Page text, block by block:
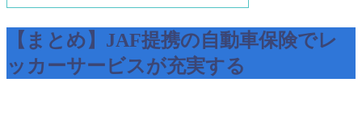
【まとめ】JAF提携の自動車保険でレ
ッカーサービスが充実する